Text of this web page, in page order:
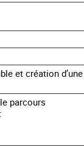
et création d’une
parcours